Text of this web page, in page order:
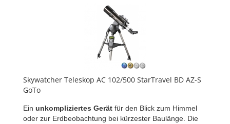
Skywatcher Teleskop AC 102/500 StarTravel BD AZ-S
GoTo
Ein unkompliziertes Gerät für den Blick zum Himmel
oder zur Erdbeobachtung bei kürzester Baulänge. Die